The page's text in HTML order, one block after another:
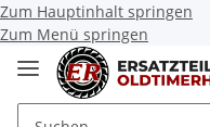
Zum Hauptinhalt springen
Zum Menü springen